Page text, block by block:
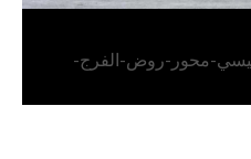
محور-روض-الفرج-